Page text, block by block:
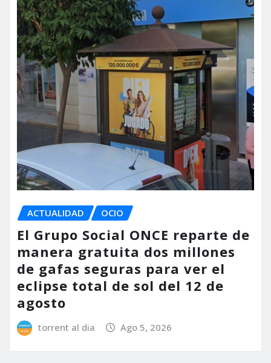
ACTUALIDAD OCIO
El Grupo Social ONCE reparte de
manera gratuita dos millones
de gafas seguras para ver el
eclipse total de sol del 12 de
agosto
torrent al dia Ago 5, 2026